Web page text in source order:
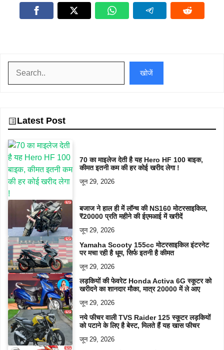
खोजें
Latest Post
70 का माइलेज देती है यह Hero HF 100 बाइक,
कीमत इतनी कम की हर कोई खरीद लेगा !
जून 29, 2026
बजाज ने हाल ही में लॉन्च की NS160 मोटरसाइकिल,
₹20000 प्रति महीने की ईएमआई में खरीदें
जून 29, 2026
Yamaha Scooty 155cc मोटरसाइकिल इंटरनेट
पर मचा रही है धूम, सिर्फ इतनी है कीमत
जून 29, 2026
लड़कियों की फेवरेट Honda Activa 6G स्कूटर को
खरीदने का शानदार मौका, मात्र 20000 में ले आए
जून 29, 2026
नये फीचर वाली TVS Raider 125 स्कूटर लड़कियों
को पटाने के लिए है बेस्ट, मिलते हैं यह खास फीचर
जून 29, 2026